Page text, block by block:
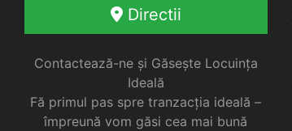
Directii
Contactează-ne și Găsește Locuința
Ideală
Fă primul pas spre tranzacția ideală –
împreună vom găsi cea mai bună